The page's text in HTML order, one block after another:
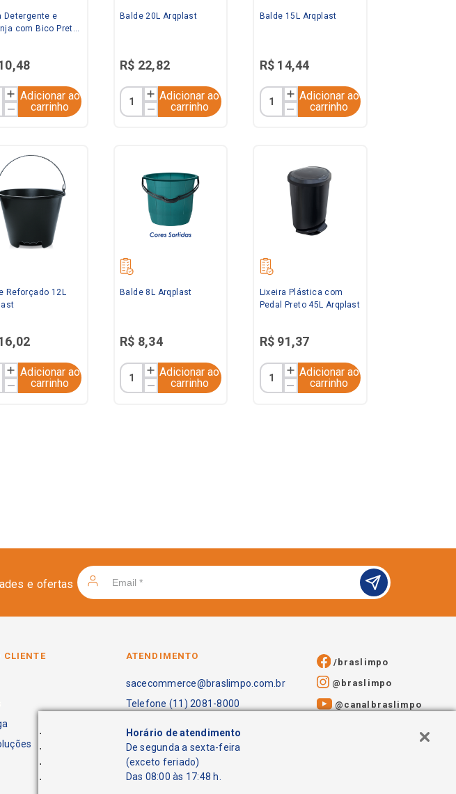
.
.
.
.
Detergente e
com Bico Preto
,48
Adicionar ao
carrinho
Balde 20L Arqplast
R$ 22,82
Adicionar ao
carrinho
Balde 15L Arqplast
R$ 14,44
Adicionar ao
carrinho
Reforçado 12L
,02
Adicionar ao
carrinho
Balde 8L Arqplast
R$ 8,34
Adicionar ao
carrinho
Lixeira Plástica com
Pedal Preto 45L Arqplast
R$ 91,37
Adicionar ao
carrinho
e ofertas
CLIENTE ATENDIMENTO
sacecommerce@braslimpo.com.br
Telefone (11) 2081-8000
Horário de atendimento
De segunda a sexta-feira
(exceto feriado)
Das 08:00 às 17:48 h.
/braslimpo
@braslimpo
@canalbraslimpo​